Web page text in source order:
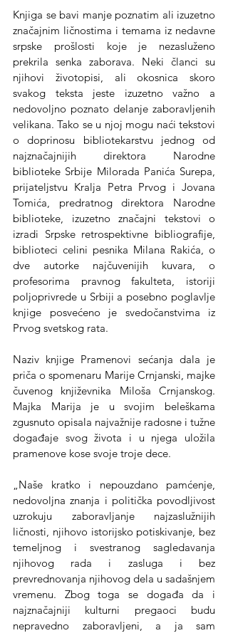
Knjiga se bavi manje poznatim ali izuzetno
značajnim ličnostima i temama iz nedavne
srpske prošlosti koje je nezasluženo
prekrila senka zaborava. Neki članci su
njihovi životopisi, ali okosnica skoro
svakog teksta jeste izuzetno važno a
nedovoljno poznato delanje zaboravljenih
velikana. Tako se u njoj mogu naći tekstovi
o doprinosu bibliotekarstvu jednog od
najznačajnijih direktora Narodne
biblioteke Srbije Milorada Panića Surepa,
prijateljstvu Kralja Petra Prvog i Jovana
Tomića, predratnog direktora Narodne
biblioteke, izuzetno značajni tekstovi o
izradi Srpske retrospektivne bibliografije,
biblioteci celini pesnika Milana Rakića, o
dve autorke najčuvenijih kuvara, o
profesorima pravnog fakulteta, istoriji
poljoprivrede u Srbiji a posebno poglavlje
knjige posvećeno je svedočanstvima iz
Prvog svetskog rata.
Naziv knjige Pramenovi sećanja dala je
priča o spomenaru Marije Crnjanski, majke
čuvenog književnika Miloša Crnjanskog.
Majka Marija je u svojim beleškama
zgusnuto opisala najvažnije radosne i tužne
događaje svog života i u njega uložila
pramenove kose svoje troje dece.
„Naše kratko i nepouzdano pamćenje,
nedovoljna znanja i politička povodljivost
uzrokuju zaboravljanje najzaslužnijih
ličnosti, njihovo istorijsko potiskivanje, bez
temeljnog i svestranog sagledavanja
njihovog rada i zasluga i bez
prevrednovanja njihovog dela u sadašnjem
vremenu. Zbog toga se događa da i
najznačajniji kulturni pregaoci budu
nepravedno zaboravljeni, a ja sam